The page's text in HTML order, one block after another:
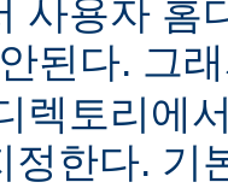
사용자 홈
된다. 그
렉토리에
정한다. 기